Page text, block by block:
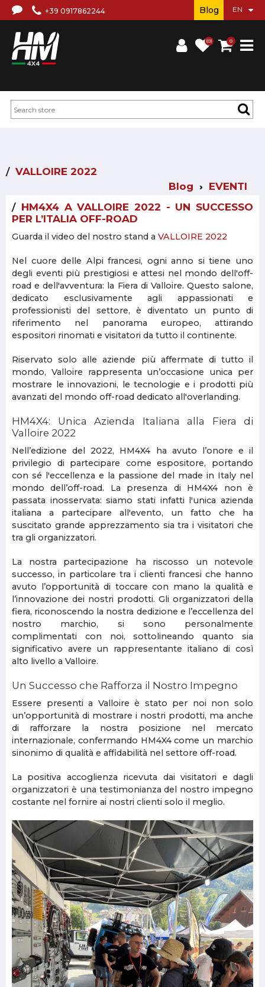
+39 0917862244
(0) 0
Blog
VALLOIRE 2022
Blog
EVENTI
HM4X4 A VALLOIRE 2022 - UN SUCCESSO
PER L’ITALIA OFF-ROAD
Guarda il video del nostro stand a VALLOIRE 2022
Nel cuore delle Alpi francesi, ogni anno si tiene uno
degli eventi più prestigiosi e attesi nel mondo dell'off-
road e dell'avventura: la Fiera di Valloire. Questo salone,
dedicato esclusivamente agli appassionati e
professionisti del settore, è diventato un punto di
riferimento nel panorama europeo, attirando
espositori rinomati e visitatori da tutto il continente.
Riservato solo alle aziende più affermate di tutto il
mondo, Valloire rappresenta un’occasione unica per
mostrare le innovazioni, le tecnologie e i prodotti più
avanzati del mondo off-road dedicato all'overlanding.
HM4X4: Unica Azienda Italiana alla Fiera di
Valloire 2022
Nell’edizione del 2022, HM4X4 ha avuto l’onore e il
privilegio di partecipare come espositore, portando
con sé l'eccellenza e la passione del made in Italy nel
mondo dell’off-road. La presenza di HM4X4 non è
passata inosservata: siamo stati infatti l'unica azienda
italiana a partecipare all'evento, un fatto che ha
suscitato grande apprezzamento sia tra i visitatori che
tra gli organizzatori.
La nostra partecipazione ha riscosso un notevole
successo, in particolare tra i clienti francesi che hanno
avuto l’opportunità di toccare con mano la qualità e
l’innovazione dei nostri prodotti. Gli organizzatori della
fiera, riconoscendo la nostra dedizione e l’eccellenza del
nostro marchio, si sono personalmente
complimentati con noi, sottolineando quanto sia
significativo avere un rappresentante italiano di così
alto livello a Valloire.
Un Successo che Rafforza il Nostro Impegno
Essere presenti a Valloire è stato per noi non solo
un’opportunità di mostrare i nostri prodotti, ma anche
di rafforzare la nostra posizione nel mercato
internazionale, confermando HM4X4 come un marchio
sinonimo di qualità e affidabilità nel settore off-road.
La positiva accoglienza ricevuta dai visitatori e dagli
organizzatori è una testimonianza del nostro impegno
costante nel fornire ai nostri clienti solo il meglio.